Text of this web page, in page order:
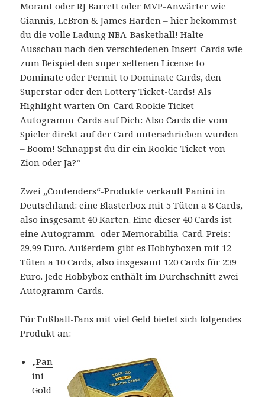
Morant oder RJ Barrett oder MVP-Anwärter wie
Giannis, LeBron & James Harden – hier bekommst
du die volle Ladung NBA-Basketball! Halte
Ausschau nach den verschiedenen Insert-Cards wie
zum Beispiel den super seltenen License to
Dominate oder Permit to Dominate Cards, den
Superstar oder den Lottery Ticket-Cards! Als
Highlight warten On-Card Rookie Ticket
Autogramm-Cards auf Dich: Also Cards die vom
Spieler direkt auf der Card unterschrieben wurden
– Boom! Schnappst du dir ein Rookie Ticket von
Zion oder Ja?“
Zwei „Contenders“-Produkte verkauft Panini in
Deutschland: eine Blasterbox mit 5 Tüten a 8 Cards,
also insgesamt 40 Karten. Eine dieser 40 Cards ist
eine Autogramm- oder Memorabilia-Card. Preis:
29,99 Euro. Außerdem gibt es Hobbyboxen mit 12
Tüten a 10 Cards, also insgesamt 120 Cards für 239
Euro. Jede Hobbybox enthält im Durchschnitt zwei
Autogramm-Cards.
Für Fußball-Fans mit viel Geld bietet sich folgendes
Produkt an:
„Pan
ini
Gold